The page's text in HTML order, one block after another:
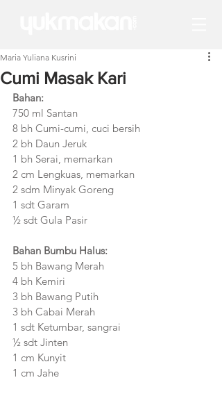
Cumi Masak Kari
Maria Yuliana Kusrini
Bahan:
750 ml Santan
8 bh Cumi-cumi, cuci bersih
2 bh Daun Jeruk
1 bh Serai, memarkan
2 cm Lengkuas, memarkan
2 sdm Minyak Goreng
1 sdt Garam
½ sdt Gula Pasir
Bahan Bumbu Halus:
5 bh Bawang Merah
4 bh Kemiri
3 bh Bawang Putih
3 bh Cabai Merah
1 sdt Ketumbar, sangrai
½ sdt Jinten
1 cm Kunyit
1 cm Jahe